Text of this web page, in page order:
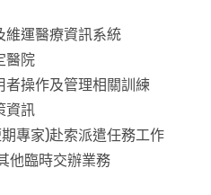
維運醫療資訊系統
醫院
者操作及管理相關訓練
資訊
專家)赴索派遣任務工作
他臨時交辦業務